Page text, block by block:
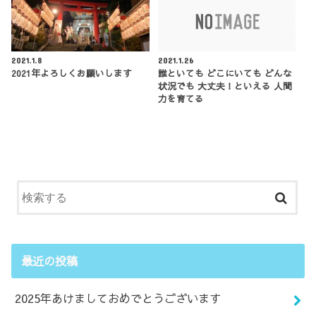
2021.1.8
2021年よろしくお願いします
2021.1.26
誰といても どこにいても どんな
状況でも 大丈夫！といえる 人間
力を育てる
最近の投稿
2025年あけましておめでとうございます